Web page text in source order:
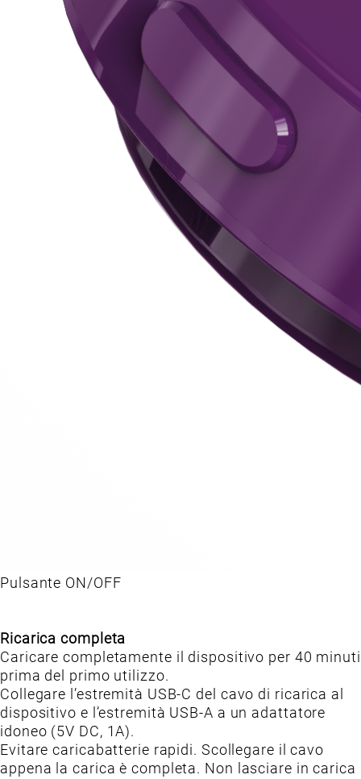
Pulsante ON/OFF
Ricarica completa
Caricare completamente il dispositivo per 40 minuti
prima del primo utilizzo.
Collegare l’estremità USB-C del cavo di ricarica al
dispositivo e l’estremità USB-A a un adattatore
idoneo (5V DC, 1A).
Evitare caricabatterie rapidi. Scollegare il cavo
appena la carica è completa. Non lasciare in carica